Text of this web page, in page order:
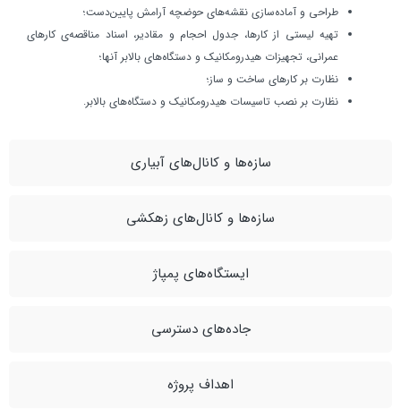
سازه‌ها و کانال‌هاي آبياري
سازه‌ها و کانال‌هاي زهکشي
ايستگاه‌هاي پمپاژ
جاده‌هاي دسترسي
اهداف پروژه
طراحي و آماده‌سازي نقشه‌هاي حوضچه آرامش پايين‌دست؛
تهيه ليستي از كارها، جدول احجام و مقادير، اسناد مناقصه‌ي كارهاي
عمراني، تجهيزات هيدرومکانيک و دستگاه‌هاي بالابر آنها؛
نظارت بر کار‌هاي ساخت و ساز؛
نظارت بر نصب تاسيسات هيدرومکانيک و دستگاه‌هاي بالابر.